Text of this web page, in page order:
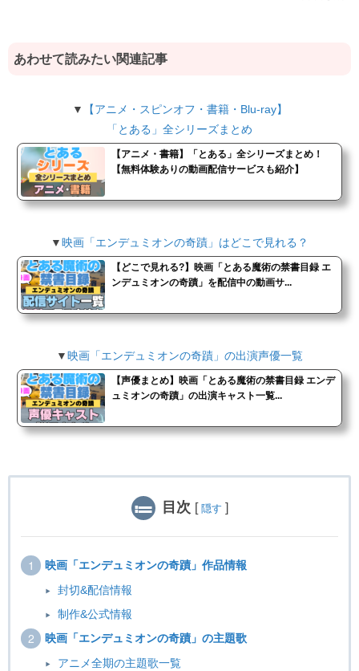
あわせて読みたい関連記事
▼
【アニメ・スピンオフ・書籍・Blu-ray】
「とある」全シリーズまとめ
【アニメ・書籍】「とある」全シリーズまとめ！
【無料体験ありの動画配信サービスも紹介】
▼映画「エンデュミオンの奇蹟」はどこで見れる？
【どこで見れる?】映画「とある魔術の禁書目録 エ
ンデュミオンの奇蹟」を配信中の動画サ...
▼映画「エンデュミオンの奇蹟」の出演声優一覧
【声優まとめ】映画「とある魔術の禁書目録 エンデ
ュミオンの奇蹟」の出演キャスト一覧...
目次 [ 隠す ]
映画「エンデュミオンの奇蹟」作品情報
封切&配信情報
制作&公式情報
映画「エンデュミオンの奇蹟」の主題歌
アニメ全期の主題歌一覧